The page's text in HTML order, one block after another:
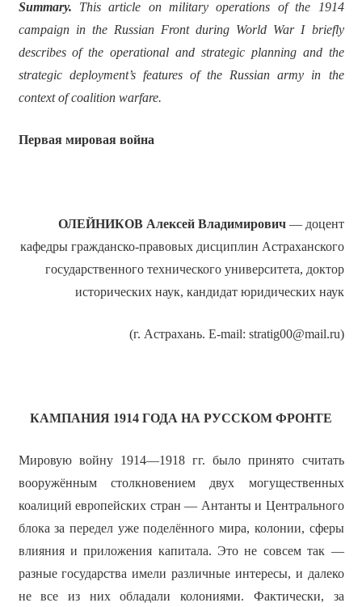
Summary.
This article on military operations of the 1914
campaign in the Russian Front during World War I briefly
describes of the operational and strategic planning and the
strategic deployment’s features of the Russian army in the
context of coalition warfare.
Первая мировая война
ОЛЕЙНИКОВ Алексей Владимирович — доцент
кафедры гражданско-правовых дисциплин Астраханского
государственного технического университета, доктор
исторических наук, кандидат юридических наук
(г. Астрахань. E-mail: stratig00@mail.ru)
КАМПАНИЯ 1914 ГОДА НА РУССКОМ ФРОНТЕ
Мировую войну 1914—1918 гг. было принято считать
вооружённым столкновением двух могущественных
коалиций европейских стран — Антанты и Центрального
блока за передел уже поделённого мира, колонии, сферы
влияния и приложения капитала. Это не совсем так —
разные государства имели различные интересы, и далеко
не все из них обладали колониями. Фактически, за